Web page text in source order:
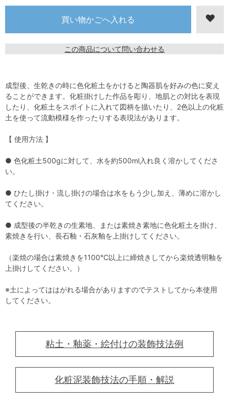
この商品について問い合わせる
成型後、生乾きの時に色化粧土をかけると陶器肌を好みの色に変え
ることができます。化粧掛けした作品を彫り、地肌との対比を表現
したり、化粧土をスポイトに入れて図柄を描いたり、2色以上の化粧
土を使って流動模様を作ったりする表現法があります。
【 使用方法 】
● 色化粧土500gに対して、水を約500ml入れ良く溶かしてくださ
い。
● ひたし掛け・流し掛けの場合は水をもう少し加え、薄めに溶かし
てください。
● 成型後の半乾きの生素地、または素焼き素地に色化粧土を掛け、
素焼きを行い、長石釉・石灰釉を上掛けしてください。
（楽焼の場合は素焼きを1100℃以上に締焼きしてから楽焼透明釉を
上掛けしてください。）
※土によってははがれる場合がありますのでテストしてから本使用
してください。
粘土・釉薬・絵付けの装飾技法例
化粧泥装飾技法の手順・解説